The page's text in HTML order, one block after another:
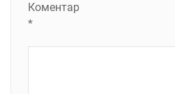
Коментар
*